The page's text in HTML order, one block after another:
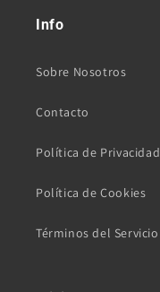
Info
Sobre Nosotros
Contacto
Política de Privacidad
Política de Cookies
Términos del Servicio